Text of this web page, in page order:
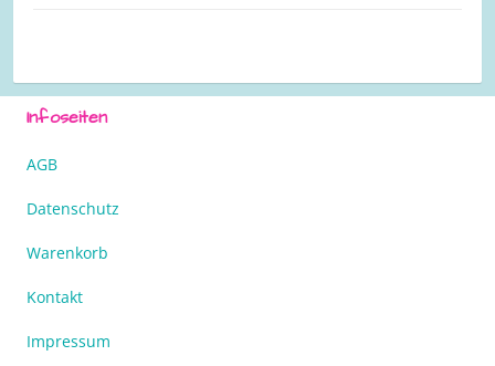
Infoseiten
AGB
Datenschutz
Warenkorb
Kontakt
Impressum